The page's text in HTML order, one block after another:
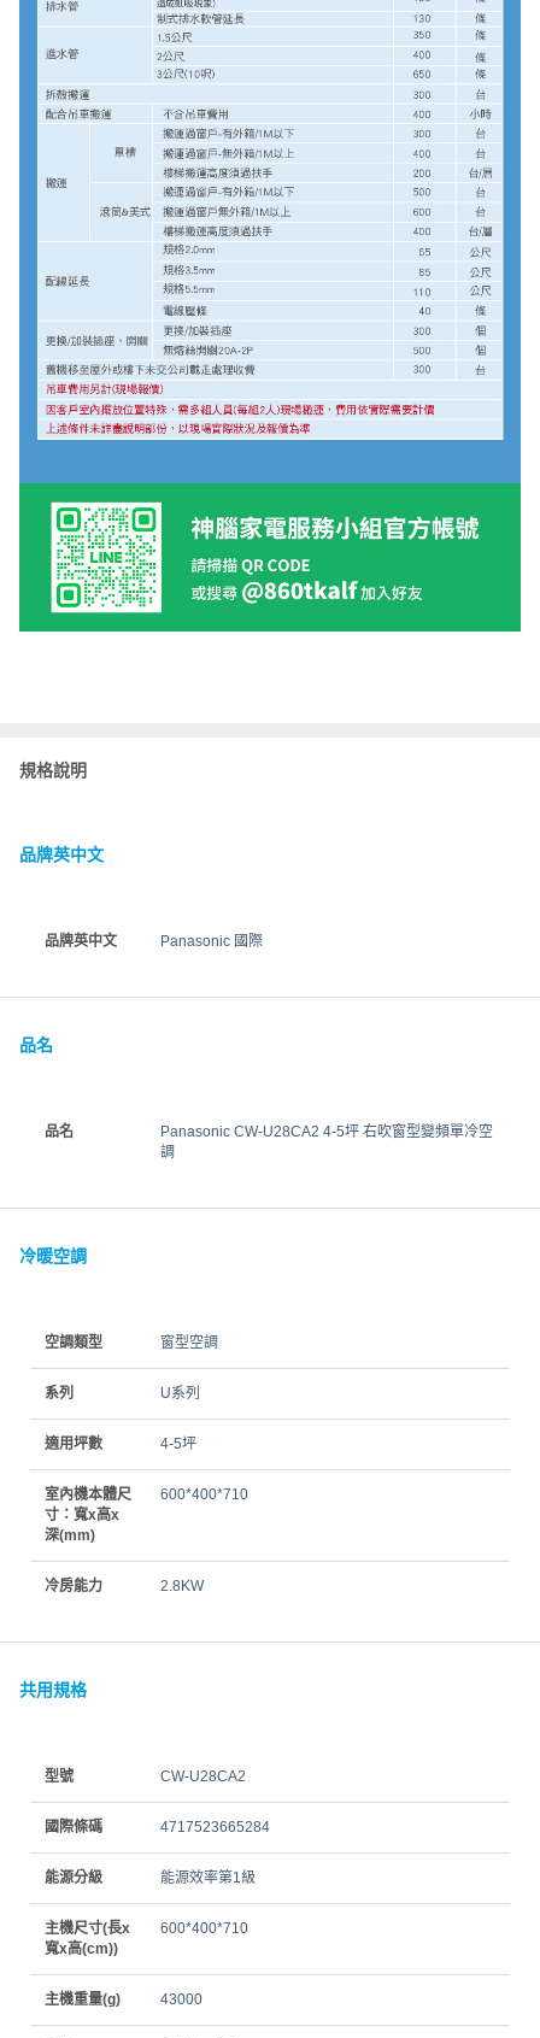
規格說明
品牌英中文
品牌英中文 Panasonic 國際
品名
品名
Panasonic CW-U28CA2 4-5坪 右吹窗型變頻單冷空
調
冷暖空調
空調類型 窗型空調
系列 U系列
適用坪數 4-5坪
室內機本體尺
寸：寬x高x
深(mm)
600*400*710
冷房能力 2.8KW
共用規格
型號 CW-U28CA2
國際條碼 4717523665284
能源分級 能源效率第1級
主機尺寸(長x
寬x高(cm))
600*400*710
主機重量(g) 43000